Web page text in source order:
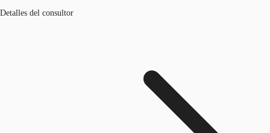
Detalles del consultor